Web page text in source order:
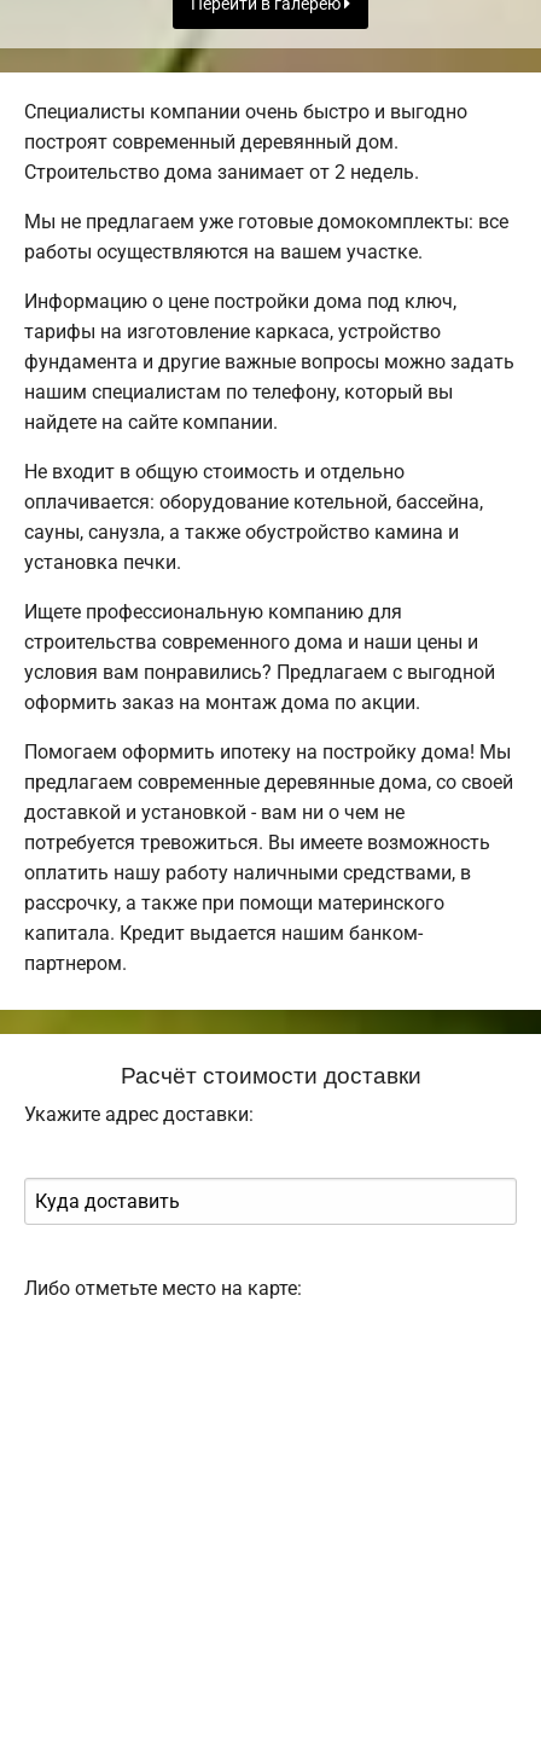
Специалисты компании очень быстро и выгодно
построят современный деревянный дом.
Строительство дома занимает от 2 недель.
Мы не предлагаем уже готовые домокомплекты: все
работы осуществляются на вашем участке.
Информацию о цене постройки дома под ключ,
тарифы на изготовление каркаса, устройство
фундамента и другие важные вопросы можно задать
нашим специалистам по телефону, который вы
найдете на сайте компании.
Не входит в общую стоимость и отдельно
оплачивается: оборудование котельной, бассейна,
сауны, санузла, а также обустройство камина и
установка печки.
Ищете профессиональную компанию для
строительства современного дома и наши цены и
условия вам понравились? Предлагаем с выгодной
оформить заказ на монтаж дома по акции.
Помогаем оформить ипотеку на постройку дома! Мы
предлагаем современные деревянные дома, со своей
доставкой и установкой - вам ни о чем не
потребуется тревожиться. Вы имеете возможность
оплатить нашу работу наличными средствами, в
рассрочку, а также при помощи материнского
капитала. Кредит выдается нашим банком-
партнером.
Расчёт стоимости доставки
Укажите адрес доставки:
Либо отметьте место на карте: